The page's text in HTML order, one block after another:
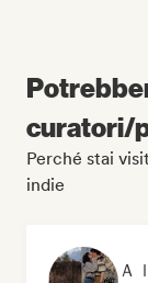
curatori/
Perché stai
indie
Ａ